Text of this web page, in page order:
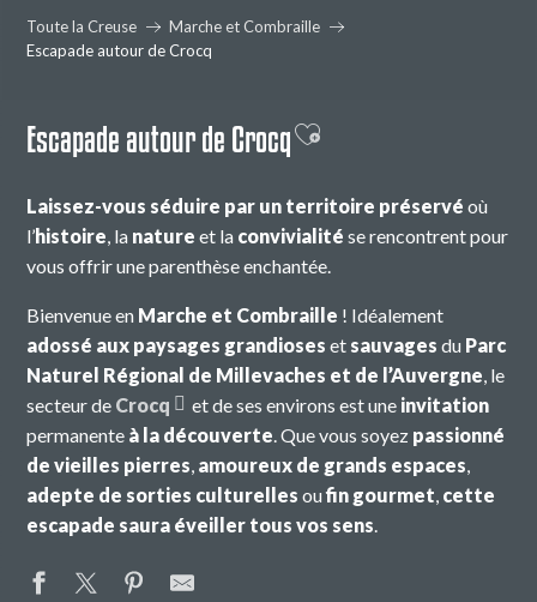
Toute la Creuse
Marche et Combraille
Escapade autour de Crocq
Escapade autour de CrocqAjouter aux favoris
Laissez-vous séduire par un territoire préservé où
l’histoire, la nature et la convivialité se rencontrent pour
vous offrir une parenthèse enchantée.
Bienvenue en Marche et Combraille ! Idéalement
adossé aux paysages grandioses et sauvages du Parc
Naturel Régional de Millevaches et de l’Auvergne, le
secteur de Crocq et de ses environs est une invitation
permanente à la découverte. Que vous soyez passionné
de vieilles pierres, amoureux de grands espaces,
adepte de sorties culturelles oufin gourmet, cette
escapade saura éveiller tous vos sens.